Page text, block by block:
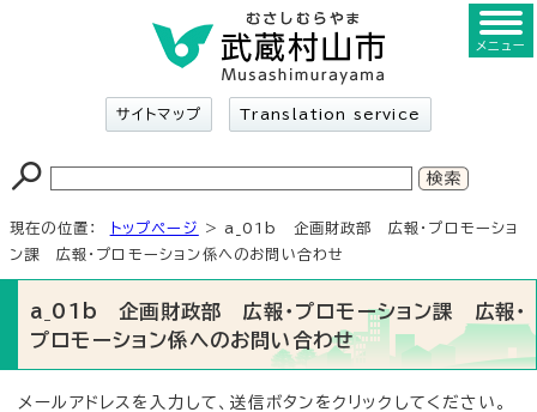
サイトマップ Translation service
メニュー
現在の位置： トップページ
> a_01b 企画財政部 広報・プロモーショ
ン課 広報・プロモーション係へのお問い合わせ
a_01b 企画財政部 広報・プロモーション課 広報・
プロモーション係へのお問い合わせ
メールアドレスを入力して、送信ボタンをクリックしてください。